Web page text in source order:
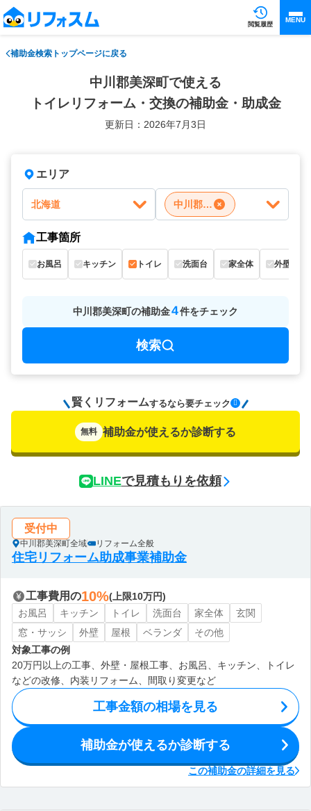
閲覧履歴
MENU
補助金検索トップページに戻る
中川郡美深町で使える
トイレリフォーム・交換の補助金・助成金
更新日：2026年7月3日
エリア
北海道 中川郡美深町
工事箇所
お風呂 キッチン トイレ 洗面台 家全体 外壁
中川郡美深町の補助金4件をチェック
検索
賢くリフォームするなら要チェック
無料 補助金が使えるか診断する
LINEで見積もりを依頼
受付中
中川郡美深町全域 リフォーム全般
住宅リフォーム助成事業補助金
工事費用の10%(上限10万円)
お風呂
キッチン トイレ 洗面台 家全体
玄関
窓・サッシ
外壁 屋根 ベランダ
その他
対象工事の例
20万円以上の工事、外壁・屋根工事、お風呂、キッチン、トイレ
などの改修、内装リフォーム、間取り変更など
工事金額の相場を見る
補助金が使えるか診断する
この補助金の詳細を見る